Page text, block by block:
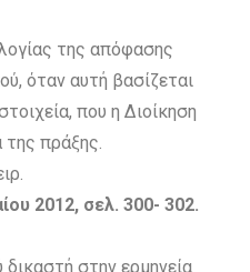
της απόφασης
όταν αυτή βασίζεται
που η Διοίκηση
πράξης.
2012, σελ. 300- 302.
στην ερμηνεία